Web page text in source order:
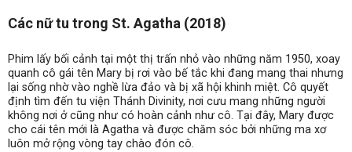
Các nữ tu trong St. Agatha (2018)
Phim lấy bối cảnh tại một thị trấn nhỏ vào những năm 1950, xoay
quanh cô gái tên Mary bị rơi vào bế tắc khi đang mang thai nhưng
lại sống nhờ vào nghề lừa đảo và bị xã hội khinh miệt. Cô quyết
định tìm đến tu viện Thánh Divinity, nơi cưu mang những người
không nơi ở cũng như có hoàn cảnh như cô. Tại đây, Mary được
cho cái tên mới là Agatha và được chăm sóc bởi những ma xơ
luôn mở rộng vòng tay chào đón cô.